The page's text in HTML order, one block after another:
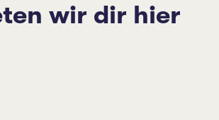
wir dir hier